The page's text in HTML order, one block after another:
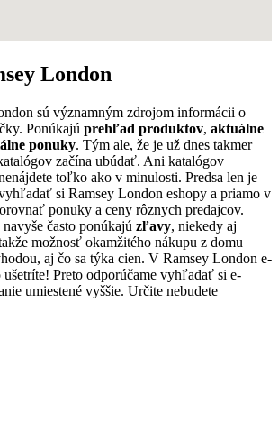
London
sú významným zdrojom informácii o
Ponúkajú prehľad produktov, aktuálne
ponuky. Tým ale, že je už dnes takmer
začína ubúdať. Ani katalógov
toľko ako v minulosti. Predsa len je
si Ramsey London eshopy a priamo v
ponuky a ceny rôznych predajcov.
často ponúkajú zľavy, niekedy aj
možnosť okamžitého nákupu z domu
aj čo sa týka cien. V Ramsey London e-
ušetríte! Preto odporúčame vyhľadať si e-
umiestené vyššie. Určite nebudete